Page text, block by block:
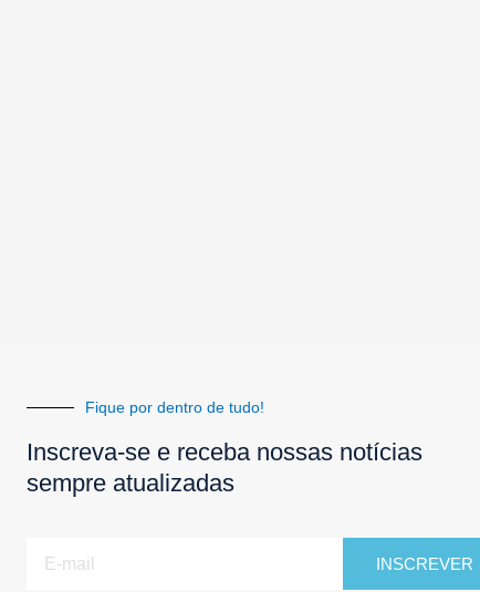
Fique por dentro de tudo!
Inscreva-se e receba nossas notícias
sempre atualizadas
INSCREVER